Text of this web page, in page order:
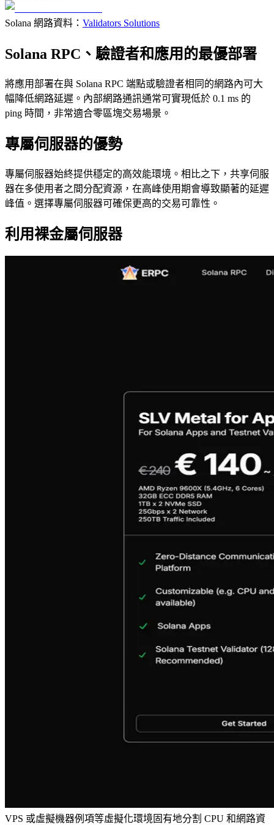
Solana 網路資料： Validators Solutions
Solana RPC、驗證者和應用的最優部署
將應用部署在與 Solana RPC 端點或驗證者相同的網路內可大
幅降低網路延遲。內部網路通訊通常可實現低於 0.1 ms 的
ping 時間，非常適合零區塊交易場景。
專屬伺服器的優勢
專屬伺服器始終提供穩定的高效能環境。相比之下，共享伺服
器在多使用者之間分配資源，在高峰使用期會導致顯著的延遲
峰值。選擇專屬伺服器可確保更高的交易可靠性。
利用裸金屬伺服器
VPS 或虛擬機器例項等虛擬化環境固有地分割 CPU 和網路資